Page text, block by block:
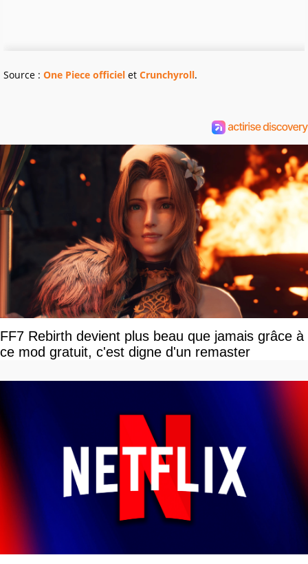
Source : One Piece officiel et Crunchyroll.
FF7 Rebirth devient plus beau que jamais grâce à
ce mod gratuit, c'est digne d'un remaster